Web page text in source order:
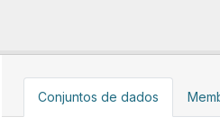
Conjuntos de dados